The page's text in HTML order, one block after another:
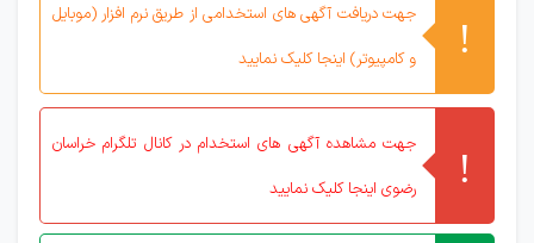
جهت دریافت آگهی های استخدامی از طریق نرم افزار (موبایل
و کامپیوتر) اینجا کلیک نمایید
جهت مشاهده آگهی های استخدام در کانال تلگرام خراسان
رضوی اینجا کلیک نمایید